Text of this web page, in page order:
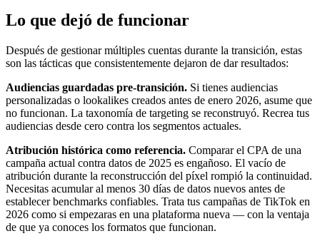
Lo que dejó de funcionar
Después de gestionar múltiples cuentas durante la transición, estas
son las tácticas que consistentemente dejaron de dar resultados:
Audiencias guardadas pre-transición. Si tienes audiencias
personalizadas o lookalikes creados antes de enero 2026, asume que
no funcionan. La taxonomía de targeting se reconstruyó. Recrea tus
audiencias desde cero contra los segmentos actuales.
Atribución histórica como referencia. Comparar el CPA de una
campaña actual contra datos de 2025 es engañoso. El vacío de
atribución durante la reconstrucción del píxel rompió la continuidad.
Necesitas acumular al menos 30 días de datos nuevos antes de
establecer benchmarks confiables. Trata tus campañas de TikTok en
2026 como si empezaras en una plataforma nueva — con la ventaja
de que ya conoces los formatos que funcionan.